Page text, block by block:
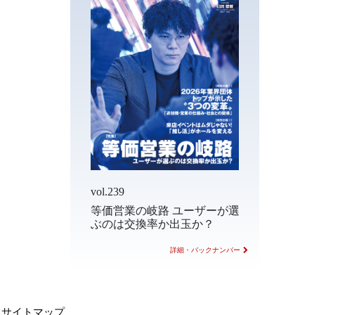
vol.239
等価営業の岐路 ユーザーが選
ぶのは交換率か出玉か？
詳細・バックナンバー
サイトマップ